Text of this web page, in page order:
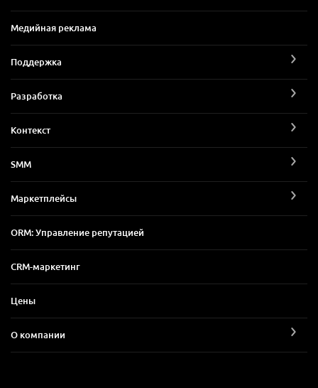
Медийная реклама
Поддержка
Разработка
Контекст
SMM
Маркетплейсы
ORM: Управление репутацией
CRM-маркетинг
Цены
О компании